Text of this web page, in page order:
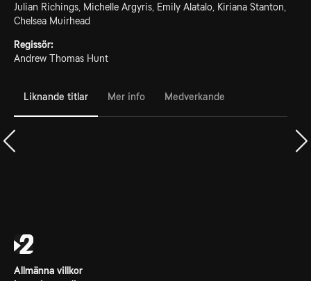
Julian Richings, Michelle Argyris, Emily Alatalo, Kiriana Stanton,
Chelsea Muirhead
Regissör:
Andrew Thomas Hunt
Liknande titlar Mer info Medverkande
Allmänna villkor